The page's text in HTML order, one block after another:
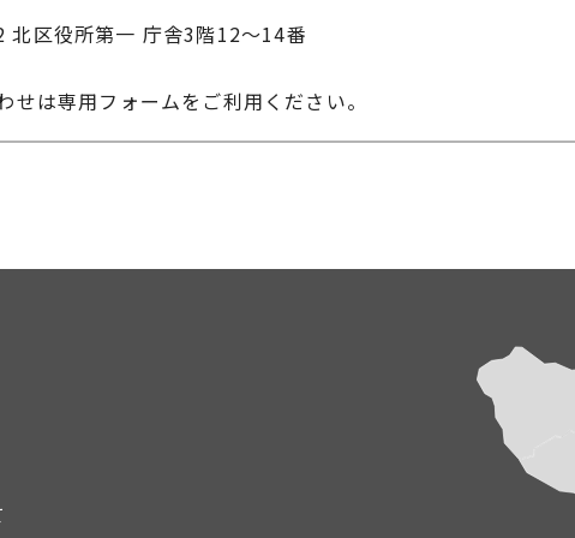
区役所第一 庁舎3階12～14番
は専用フォームをご利用ください。